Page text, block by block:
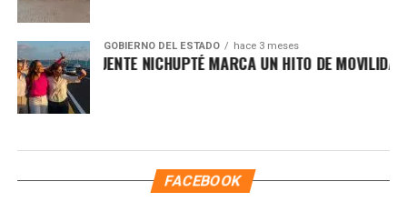
GOBIERNO DEL ESTADO hace 3 meses
DEL PUENTE NICHUPTÉ MARCA UN HITO DE
FACEBOOK